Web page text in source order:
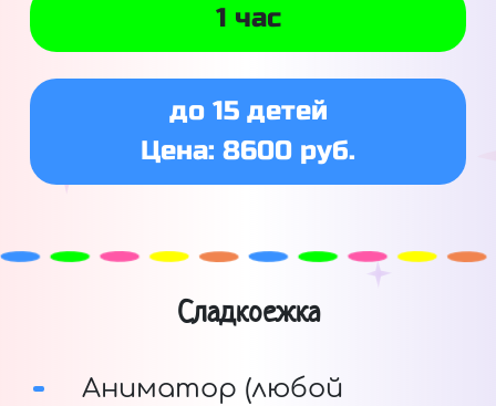
1 час
до 15 детей
Цена: 8600 руб.
Сладкоежка
Аниматор (любой